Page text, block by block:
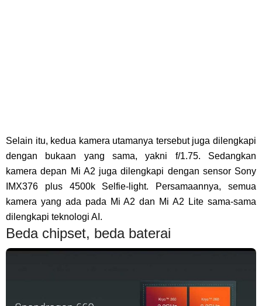
Selain itu, kedua kamera utamanya tersebut juga dilengkapi
dengan bukaan yang sama, yakni f/1.75. Sedangkan
kamera depan Mi A2 juga dilengkapi dengan sensor Sony
IMX376 plus 4500k Selfie-light. Persamaannya, semua
kamera yang ada pada Mi A2 dan Mi A2 Lite sama-sama
dilengkapi teknologi AI.
Beda chipset, beda baterai